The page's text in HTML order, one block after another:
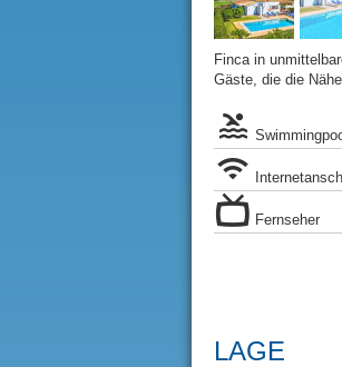
Finca in
Gäste, die die
Fernseher
LAGE